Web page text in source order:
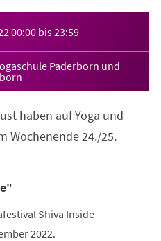
00:00 bis23:59
Paderborn und
haben auf Yoga und
Wochenende 24./25.
Shiva Inside
2022.